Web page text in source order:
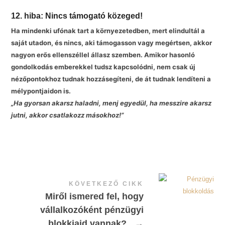
12. hiba: Nincs támogató közeged!
Ha mindenki ufónak tart a környezetedben, mert elindultál a
saját utadon, és nincs, aki támogasson vagy megértsen, akkor
nagyon erős ellenszéllel állasz szemben. Amikor hasonló
gondolkodás emberekkel tudsz kapcsolódni, nem csak új
nézőpontokhoz tudnak hozzásegíteni, de át tudnak lendíteni a
mélypontjaidon is.
„Ha gyorsan akarsz haladni, menj egyedül, ha messzire akarsz
jutni, akkor csatlakozz másokhoz!”
KÖVETKEZŐ CIKK
Miről ismered fel, hogy
vállalkozóként pénzügyi